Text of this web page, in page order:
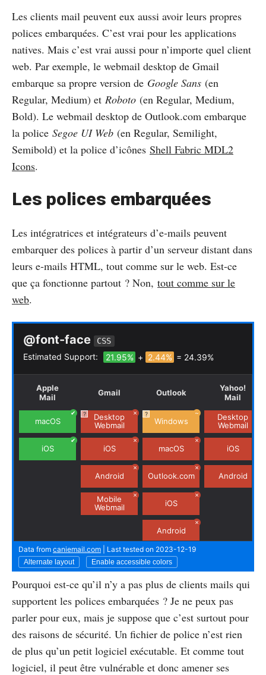
Les clients mail peuvent eux aussi avoir leurs propres
polices embarquées. C’est vrai pour les applications
natives. Mais c’est vrai aussi pour n’importe quel client
web. Par exemple, le webmail desktop de Gmail
embarque sa propre version de Google Sans (en
Regular, Medium) et Roboto (en Regular, Medium,
Bold). Le webmail desktop de Outlook.com embarque
la police Segoe UI Web (en Regular, Semilight,
Semibold) et la police d’icônes Shell Fabric MDL2
Icons.
Les polices embarquées
Les intégratrices et intégrateurs d’e‑mails peuvent
embarquer des polices à partir d’un serveur distant dans
leurs e‑mails HTML, tout comme sur le web. Est-ce
que ça fonctionne partout ? Non, tout comme sur le
web.
Pourquoi est-ce qu’il n’y a pas plus de clients mails qui
supportent les polices embarquées ? Je ne peux pas
parler pour eux, mais je suppose que c’est surtout pour
des raisons de sécurité. Un fichier de police n’est rien
de plus qu’un petit logiciel exécutable. Et comme tout
logiciel, il peut être vulnérable et donc amener ses